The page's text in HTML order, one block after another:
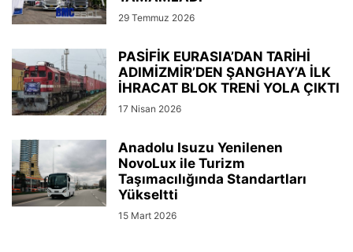
29 Temmuz 2026
PASİFİK EURASIA’DAN TARİHİ
ADIMİZMİR’DEN ŞANGHAY’A İLK
İHRACAT BLOK TRENİ YOLA ÇIKTI
17 Nisan 2026
Anadolu Isuzu Yenilenen
NovoLux ile Turizm
Taşımacılığında Standartları
Yükseltti
15 Mart 2026